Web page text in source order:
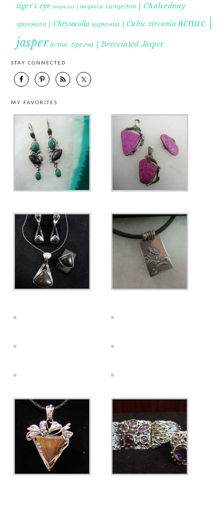
tiger's eye тюркоаз | turquoise халцедон | Chalcedony
хризокола | Chrysocolla цирконий | Cubic zirconia яспис |
jasperяспис брегча | Brecciated Jasper
STAY CONNECTED
MY FAVORITES